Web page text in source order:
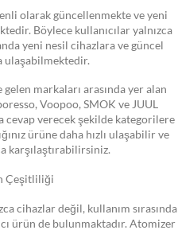
olarak güncellenmekte ve yeni
Böylece kullanıcılar yalnızca
yeni nesil cihazlara ve güncel
ulaşabilmektedir.
markaları arasında yer alan
Voopoo, SMOK ve JUUL
cevap verecek şekilde kategorilere
ürüne daha hızlı ulaşabilir ve
karşılaştırabilirsiniz.
Çeşitliliği
cihazlar değil, kullanım sırasında
ürün de bulunmaktadır. Atomizer